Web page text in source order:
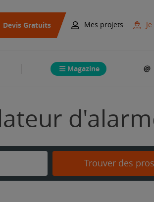
Devis Gratuits Mes projets
Magazine
Trouver des pros